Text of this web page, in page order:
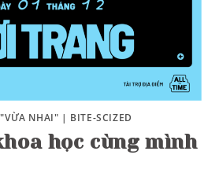
NHAI" | BITE-SCIZED
học cùng mình